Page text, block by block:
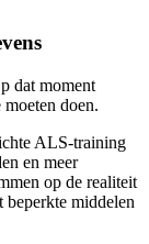
dat moment
doen.
ALS-training
en meer
op de realiteit
middelen